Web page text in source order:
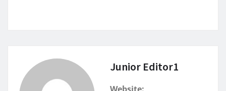
Junior Editor1